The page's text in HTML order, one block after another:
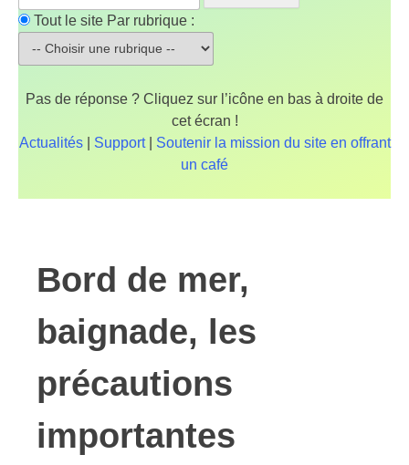
Tout le site Par rubrique :
Pas de réponse ? Cliquez sur l’icône en bas à droite de
cet écran !
Actualités| Support| Soutenir la mission du site en offrant
un café
Bord de mer,
baignade, les
précautions
importantes